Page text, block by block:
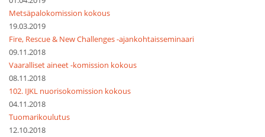
Metsäpalokomission kokous
19.03.2019
Fire, Rescue & New Challenges -ajankohtaisseminaari
09.11.2018
Vaaralliset aineet -komission kokous
08.11.2018
102. IJKL nuorisokomission kokous
04.11.2018
Tuomarikoulutus
12.10.2018